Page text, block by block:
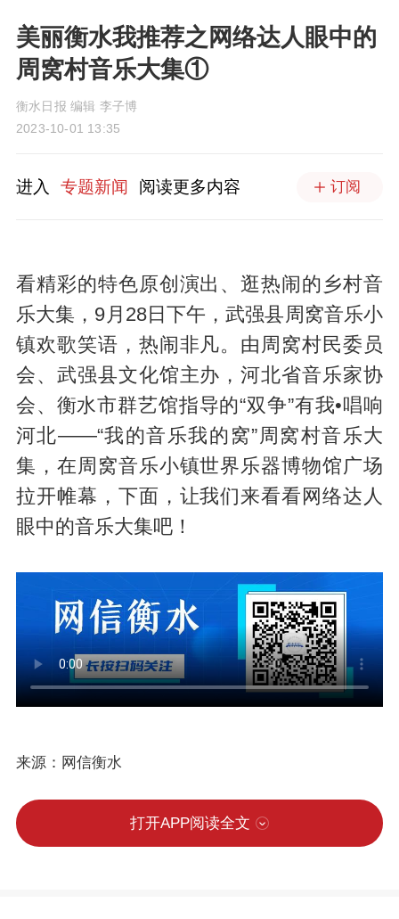
美丽衡水我推荐之网络达人眼中的
周窝村音乐大集① ​
衡水日报 编辑 李子博
2023-10-01 13:35
进入 专题新闻 阅读更多内容 订阅
看精彩的特色原创演出、逛热闹的乡村音
乐大集，9月28日下午，武强县周窝音乐小
镇欢歌笑语，热闹非凡。由周窝村民委员
会、武强县文化馆主办，河北省音乐家协
会、衡水市群艺馆指导的“双争”有我•唱响
河北——“我的音乐我的窝”周窝村音乐大
集，在周窝音乐小镇世界乐器博物馆广场
拉开帷幕，下面，让我们来看看网络达人
眼中的音乐大集吧！
来源：网信衡水
打开APP阅读全文